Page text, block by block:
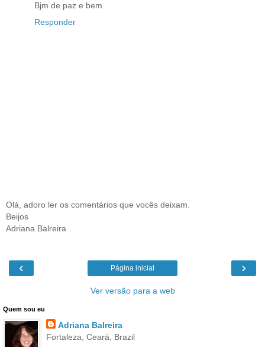
Bjm de paz e bem
Responder
Olá, adoro ler os comentários que vocês deixam.
Beijos
Adriana Balreira
‹ ›
Página inicial
Ver versão para a web
Quem sou eu
Adriana Balreira
Fortaleza, Ceará, Brazil